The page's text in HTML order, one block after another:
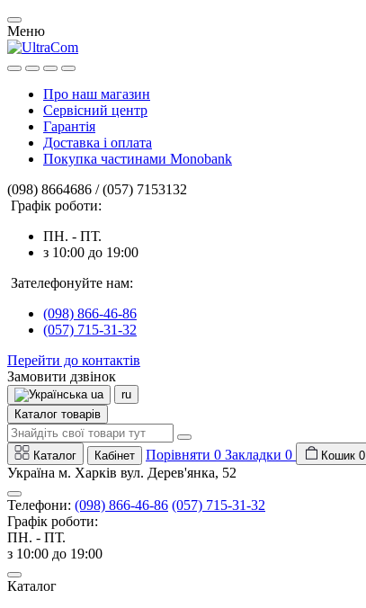
Меню
Про наш магазин
Сервісний центр
Гарантія
Доставка і оплата
Покупка частинами Monobank
(098) 8664686 / (057) 7153132
Графік роботи:
ПН. - ПТ.
з 10:00 до 19:00
Зателефонуйте нам:
(098) 866-46-86
(057) 715-31-32
Перейти до контактів
Замовити дзвінок
ua
ru
Каталог товарів
Каталог Кабінет Порівняти 0 Закладки 0 Кошик 0
Україна м. Харків вул. Дерев'янка, 52
Телефони: (098) 866-46-86 (057) 715-31-32
Графік роботи:
ПН. - ПТ.
з 10:00 до 19:00
Каталог